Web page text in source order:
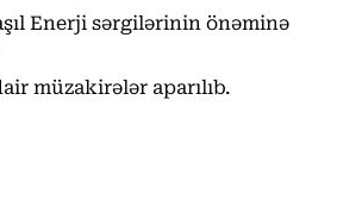
Enerji sərgilərinin önəminə
müzakirələr aparılıb.